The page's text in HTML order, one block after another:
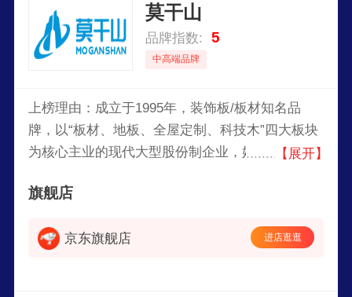
莫干山
品牌指数: 5
中高端品牌
上榜理由：成立于1995年，装饰板/板材知名品
牌，以“板材、地板、全屋定制、科技木”四大板块
为核心主业的现代大型股份制企业，始终秉持“绿
科技的绿色家居领军企业”为战略目标，深耕于家
【展开】
旗舰店
京东旗舰店 进店逛逛